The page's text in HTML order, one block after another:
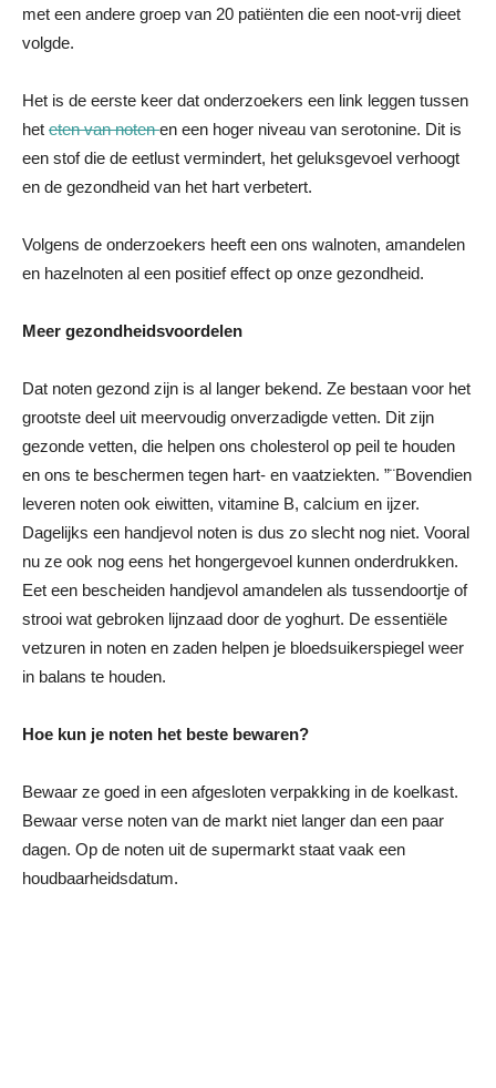
met een andere groep van 20 patiënten die een noot-vrij dieet
volgde.
Het is de eerste keer dat onderzoekers een link leggen tussen
het eten van notenen een hoger niveau van serotonine. Dit is
een stof die de eetlust vermindert, het geluksgevoel verhoogt
en de gezondheid van het hart verbetert.
Volgens de onderzoekers heeft een ons walnoten, amandelen
en hazelnoten al een positief effect op onze gezondheid.
Meer gezondheidsvoordelen
Dat noten gezond zijn is al langer bekend. Ze bestaan voor het
grootste deel uit meervoudig onverzadigde vetten. Dit zijn
gezonde vetten, die helpen ons cholesterol op peil te houden
en ons te beschermen tegen hart- en vaatziekten. ”¨Bovendien
leveren noten ook eiwitten, vitamine B, calcium en ijzer.
Dagelijks een handjevol noten is dus zo slecht nog niet. Vooral
nu ze ook nog eens het hongergevoel kunnen onderdrukken.
Eet een bescheiden handjevol amandelen als tussendoortje of
strooi wat gebroken lijnzaad door de yoghurt. De essentiële
vetzuren in noten en zaden helpen je bloedsuikerspiegel weer
in balans te houden.
Hoe kun je noten het beste bewaren?
Bewaar ze goed in een afgesloten verpakking in de koelkast.
Bewaar verse noten van de markt niet langer dan een paar
dagen. Op de noten uit de supermarkt staat vaak een
houdbaarheidsdatum.